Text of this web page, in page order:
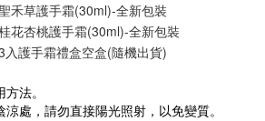
禾草護手霜(30ml)-全新包裝
花杏桃護手霜(30ml)-全新包裝
入護手霜禮盒空盒(隨機出貨)
法。
處，請勿直接陽光照射，以免變質。